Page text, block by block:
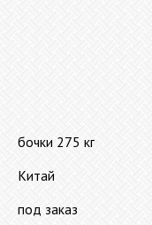
бочки 275 кг
Китай
под заказ